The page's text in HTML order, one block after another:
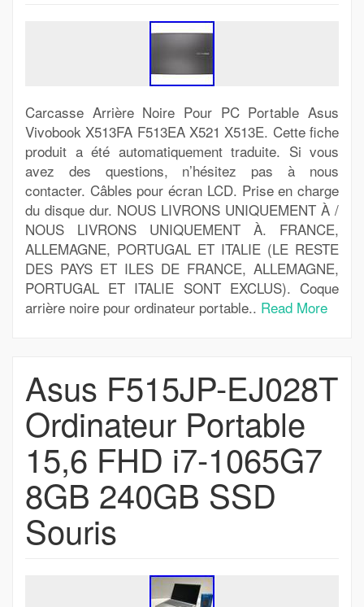
Carcasse Arrière Noire Pour PC Portable Asus
Vivobook X513FA F513EA X521 X513E. Cette fiche
produit a été automatiquement traduite. Si vous
avez des questions, n’hésitez pas à nous
contacter. Câbles pour écran LCD. Prise en charge
du disque dur. NOUS LIVRONS UNIQUEMENT À /
NOUS LIVRONS UNIQUEMENT À. FRANCE,
ALLEMAGNE, PORTUGAL ET ITALIE (LE RESTE
DES PAYS ET ILES DE FRANCE, ALLEMAGNE,
PORTUGAL ET ITALIE SONT EXCLUS). Coque
arrière noire pour ordinateur portable.. Read More
Asus F515JP-EJ028T
Ordinateur Portable
15,6 FHD i7-1065G7
8GB 240GB SSD
Souris